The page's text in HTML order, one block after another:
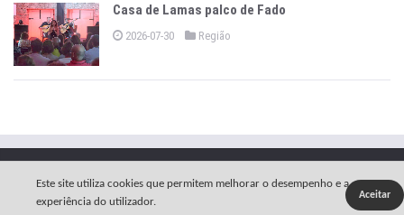
Casa de Lamas palco de Fado
2026-07-30 Região
Estatuto Editorial
Contactos
Este site utiliza cookies que permitem melhorar o desempenho e a
experiência do utilizador.
Aceitar